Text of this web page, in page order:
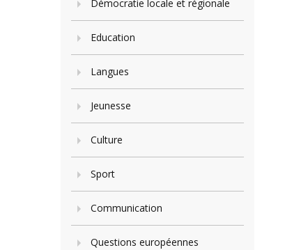
Démocratie locale et régionale
Education
Langues
Jeunesse
Culture
Sport
Communication
Questions européennes